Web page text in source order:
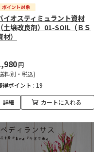
イオスティミュラント資材
（土壌改良剤）01-SOIL（ＢＳ
材）
円
料別・税込)
得ポイント : 19
詳細 カートに入れる